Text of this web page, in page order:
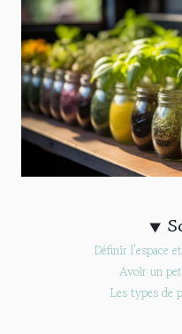
Définir l’espace
Avoir un
Les types de